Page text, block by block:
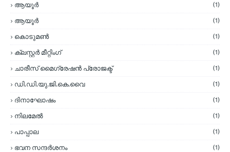
ആയൂര്‍ (1)
ആയൂർ (1)
കൊടുമണ്‍ (1)
ക്ലസ്റ്റര്‍ മീറ്റിംഗ് (1)
ചാരീസ് മൈഗ്രേഷന്‍ പ്രോജക്ട് (1)
ഡി.ഡി.യു.ജി.കെ.വൈ (1)
ദിനാഘോഷം (1)
നിലമേല്‍ (1)
പാപ്പാല (1)
ഭവന സന്ദര്‍ശനം (1)